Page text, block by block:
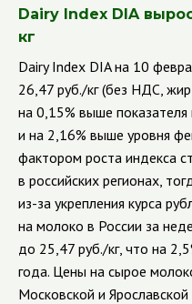
Dairy Index DIA
кг
Dairy Index DIA на 10
26,47 руб./кг (без НДС,
на 0,15% выше
и на 2,16% выше уровня
фактором роста индекса
в российских регионах,
из-за укрепления курса
на молоко в России за
до 25,47 руб./кг, что на
года. Цены на сырое
Московской и